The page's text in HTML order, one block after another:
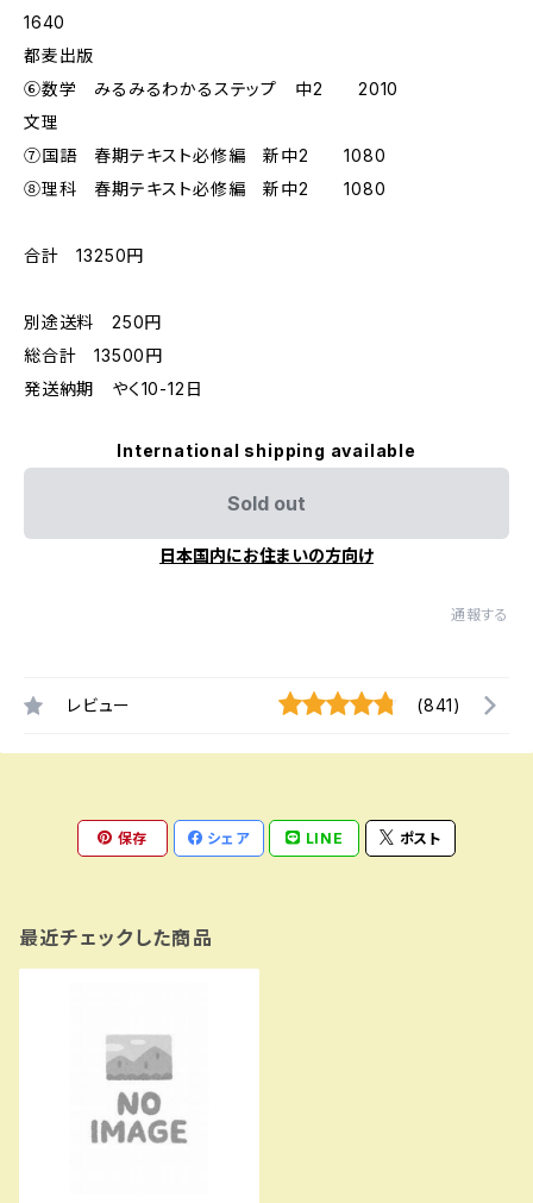
1640
都麦出版
⑥数学 みるみるわかるステップ 中2 2010
文理
⑦国語 春期テキスト必修編 新中2 1080
⑧理科 春期テキスト必修編 新中2 1080
合計 13250円
別途送料 250円
総合計 13500円
発送納期 やく10-12日
International shipping available
Sold out
日本国内にお住まいの方向け
通報する
レビュー (841)
保存 シェア LINE ポスト
最近チェックした商品